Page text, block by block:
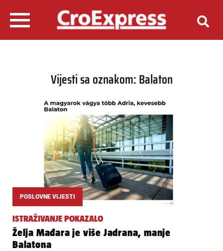
Vijesti sa oznakom: Balaton
POSLOVNE VIJESTI
ISTRAŽIVANJE POKAZALO
Želja Mađara je više Jadrana, manje
Balatona